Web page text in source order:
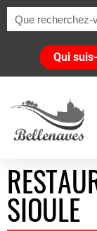
Qui
SIOULE